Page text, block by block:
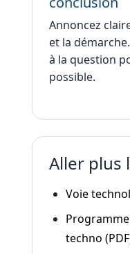
Annoncez
et la
à la question
possible.
Aller plus
Voie
techno